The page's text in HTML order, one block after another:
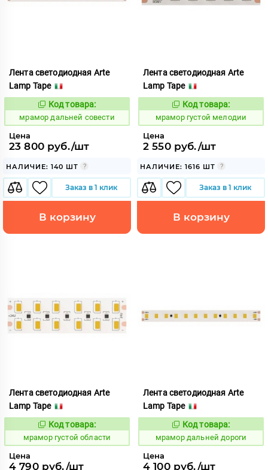
Лента светодиодная Arte
Lamp Tape
Код:
1065523
Код товара:
мрамор дальней совести
Цена
23 800 руб./шт
НАЛИЧИЕ: 140 ШТ
Заказ в 1 клик
В корзину
Лента светодиодная Arte
Lamp Tape
Код:
1065423
Код товара:
мрамор густой мелодии
Цена
2 550 руб./шт
НАЛИЧИЕ: 1616 ШТ
Заказ в 1 клик
В корзину
Лента светодиодная Arte
Lamp Tape
Код:
1065438
Код товара:
мрамор густой области
Цена
4 790 руб./шт
Лента светодиодная Arte
Lamp Tape
Код:
1065522
Код товара:
мрамор дальней дороги
Цена
4 100 руб./шт